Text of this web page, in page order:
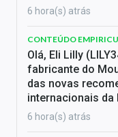
6 hora(s) atrás
CONTEÚDO
Olá, Eli Lilly
fabricante do
das novas
internacionais da
6 hora(s) atrás